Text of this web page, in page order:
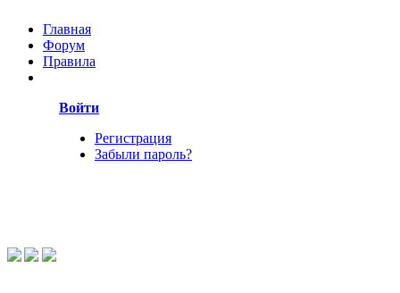
Главная
Форум
Правила
Войти
Регистрация
Забыли пароль?